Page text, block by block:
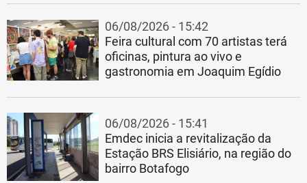
06/08/2026 - 15:42
Feira cultural com 70 artistas terá
oficinas, pintura ao vivo e
gastronomia em Joaquim Egídio
06/08/2026 - 15:41
Emdec inicia a revitalização da
Estação BRS Elisiário, na região do
bairro Botafogo